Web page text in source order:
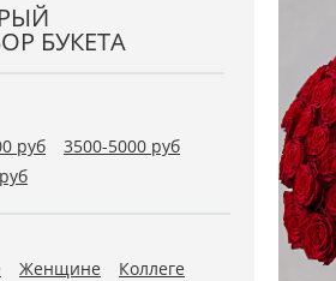
БУКЕТА
руб
3500-5000 руб
Женщине
Коллеге